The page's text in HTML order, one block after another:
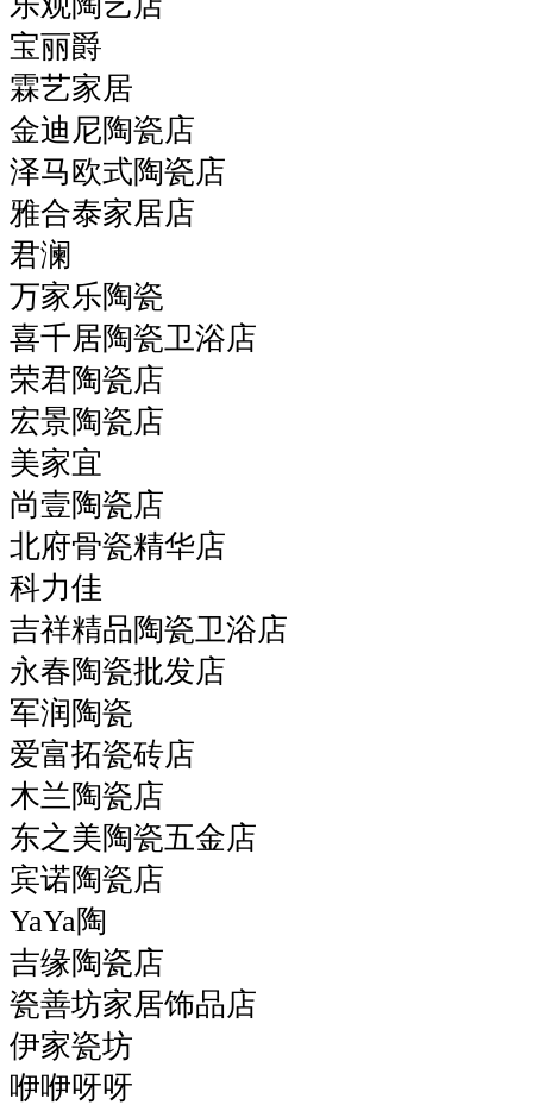
宝丽爵
霖艺家居
金迪尼陶瓷店
泽马欧式陶瓷店
雅合泰家居店
君澜
万家乐陶瓷
喜千居陶瓷卫浴店
荣君陶瓷店
宏景陶瓷店
美家宜
尚壹陶瓷店
北府骨瓷精华店
科力佳
吉祥精品陶瓷卫浴店
永春陶瓷批发店
军润陶瓷
爱富拓瓷砖店
木兰陶瓷店
东之美陶瓷五金店
宾诺陶瓷店
YaYa陶
吉缘陶瓷店
瓷善坊家居饰品店
伊家瓷坊
咿咿呀呀